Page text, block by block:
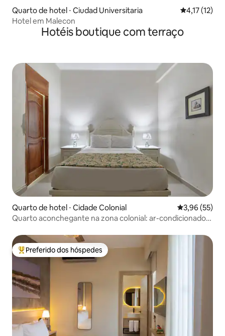
Quarto de hotel ⋅ Ciudad Universitaria 4,17 de uma
4,17 (12)
Hotel em Malecon
Hotéis boutique com terraço
Quarto de hotel ⋅ Cidade Colonial 3,96 de uma
3,96 (55)
Quarto aconchegante na zona colonial: ar-condicionado,
Entre os melhores preferidos dos hóspedes
Preferido dos hóspedes